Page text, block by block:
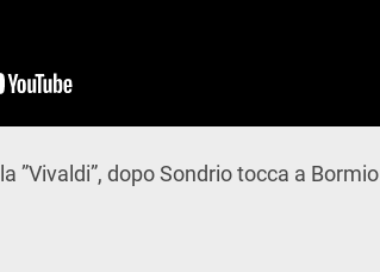
”Vivaldi”, dopo Sondrio tocca a Bormio